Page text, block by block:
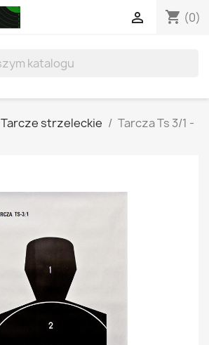
shopping_cart (0)

Tarcze strzeleckie
Tarcza Ts 3/1 -